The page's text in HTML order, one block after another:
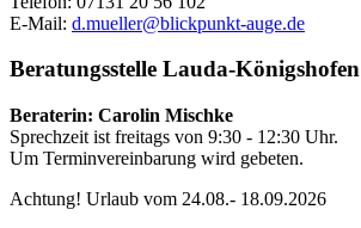
E-Mail: d.mueller@blickpunkt-auge.de
Beratungsstelle Lauda-Königshofen
Beraterin: Carolin Mischke
Sprechzeit ist freitags von 9:30 - 12:30 Uhr.
Um Terminvereinbarung wird gebeten.
Achtung! Urlaub vom 24.08.- 18.09.2026